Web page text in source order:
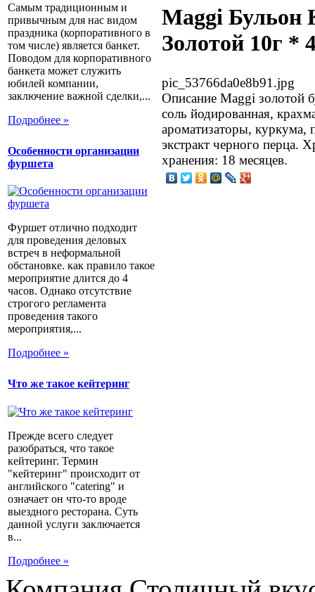
Самым традиционным и
привычным для нас видом
праздника (корпоративного в
том числе) является банкет.
Поводом для корпоративного
банкета может служить
юбилей компании,
заключение важной сделки,...
Подробнее »
Особенности организации
фуршета
Фуршет отлично подходит
для проведения деловых
встреч в неформальной
обстановке. как правило такое
мероприятие длится до 4
часов. Однако отсутствие
строгого регламента
проведения такого
мероприятия,...
Подробнее »
Что же такое кейтеринг
Прежде всего следует
разобраться, что такое
кейтеринг. Термин
"кейтеринг" происходит от
английского "catering" и
означает он что-то вроде
выездного ресторана. Суть
данной услуги заключается
в...
Подробнее »
Maggi Бульон
Золотой 10г *
pic_53766da0e8b91.jpg
Описание Maggi золотой
соль йодированная,
ароматизаторы, куркума,
экстракт черного перца.
хранения: 18 месяцев.